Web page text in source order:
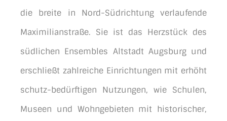
die breite in Nord-Südrichtung verlaufende
Maximilianstraße. Sie ist das Herzstück des
südlichen Ensembles Altstadt Augsburg und
erschließt zahlreiche Einrichtungen mit erhöht
schutz-bedürftigen Nutzungen, wie Schulen,
Museen und Wohngebieten mit historischer,